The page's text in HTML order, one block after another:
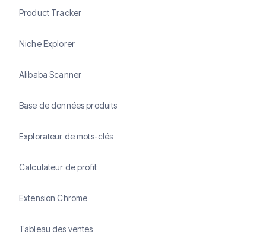
Product Tracker
Niche Explorer
Alibaba Scanner
Base de données produits
Explorateur de mots-clés
Calculateur de profit
Extension Chrome
Tableau des ventes